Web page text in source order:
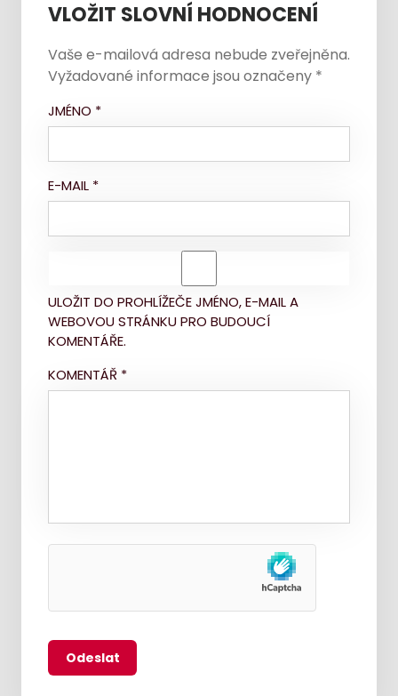
VLOŽIT SLOVNÍ HODNOCENÍ
Vaše e-mailová adresa nebude zveřejněna.
Vyžadované informace jsou označeny *
JMÉNO *
E-MAIL *
ULOŽIT DO PROHLÍŽEČE JMÉNO, E-MAIL A
WEBOVOU STRÁNKU PRO BUDOUCÍ
KOMENTÁŘE.
KOMENTÁŘ *